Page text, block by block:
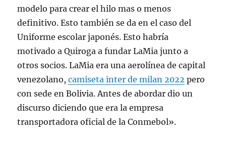
modelo para crear el hilo mas o menos
definitivo. Esto también se da en el caso del
Uniforme escolar japonés. Esto habría
motivado a Quiroga a fundar LaMia junto a
otros socios. LaMia era una aerolínea de capital
venezolano,camiseta inter de milan 2022 pero
con sede en Bolivia. Antes de abordar dio un
discurso diciendo que era la empresa
transportadora oficial de la Conmebol».